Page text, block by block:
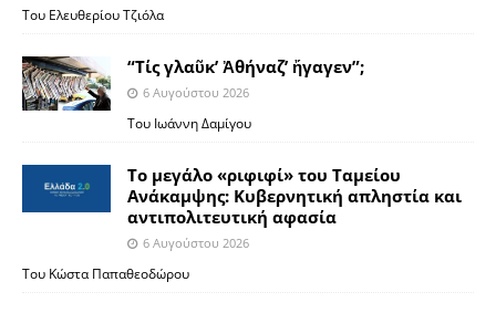
Του Ελευθερίου Τζιόλα
“Τίς γλαῦκ’ Ἀθήναζ’ ἤγαγεν”;
6 Αυγούστου 2026
Του Ιωάννη Δαμίγου
Το μεγάλο «ριφιφί» του Ταμείου
Ανάκαμψης: Κυβερνητική απληστία και
αντιπολιτευτική αφασία
6 Αυγούστου 2026
Του Κώστα Παπαθεοδώρου